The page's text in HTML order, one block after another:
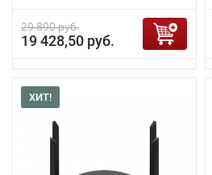
29 890 руб.
19 428,50 руб.
ХИТ!